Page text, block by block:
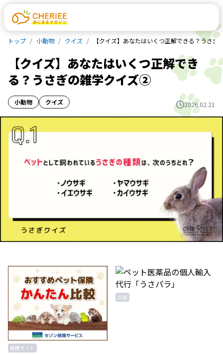
トップ 小動物 クイズ 【クイズ】あなたはいくつ正解できる？うさ
【クイズ】あなたはいくつ正解でき
る？うさぎの雑学クイズ②
小動物 クイズ 2026.02.21
提携サイト
広告